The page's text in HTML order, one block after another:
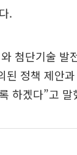
.
첨단기술 발
정책 제안
하겠다”고 말